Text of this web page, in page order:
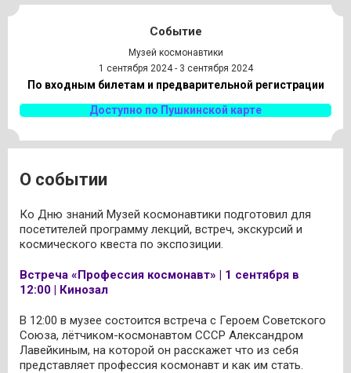
Событие
Музей космонавтики
1 сентября 2024 - 3 сентября 2024
По входным билетам и предварительной регистрации
Доступно по Пушкинской карте
О событии
Ко Дню знаний Музей космонавтики подготовил для
посетителей программу лекций, встреч, экскурсий и
космического квеста по экспозиции.
Встреча «Профессия космонавт» | 1 сентября в
12:00 | Кинозал
В 12:00 в музее состоится встреча с Героем Советского
Союза, лётчиком-космонавтом СССР Александром
Лавейкиным, на которой он расскажет что из себя
представляет профессия космонавт и как им стать.